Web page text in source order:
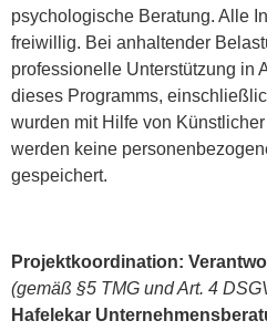
psychologische Beratung. Alle
freiwillig. Bei anhaltender
professionelle Unterstützung in
dieses Programms,
wurden mit Hilfe von
werden keine
gespeichert.
Projektkoordination:
(gemäß §5 TMG und Art. 4
Hafelekar